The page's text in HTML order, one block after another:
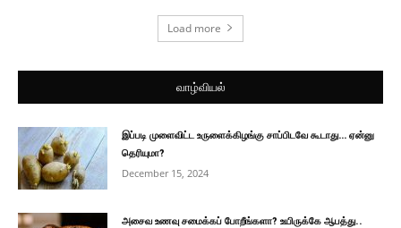
Load more
வாழ்வியல்
இப்படி முளைவிட்ட உருளைக்கிழங்கு சாப்பிடவே கூடாது… ஏன்னு
தெரியுமா?
December 15, 2024
அசைவ உணவு சமைக்கப் போறீங்களா? உயிருக்கே ஆபத்து..